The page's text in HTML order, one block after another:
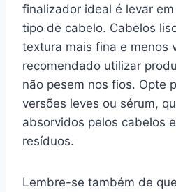
finalizador ideal é levar
tipo de cabelo. Cabelos
textura mais fina e menos
recomendado utilizar
não pesem nos fios. Opte
versões leves ou sérum,
absorvidos pelos cabelos
resíduos.
Lembre-se também de